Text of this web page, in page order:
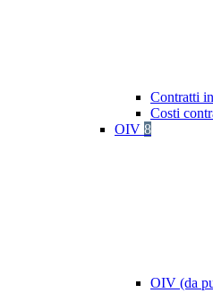
Contratti
Costi
OIV 8
OIV (da